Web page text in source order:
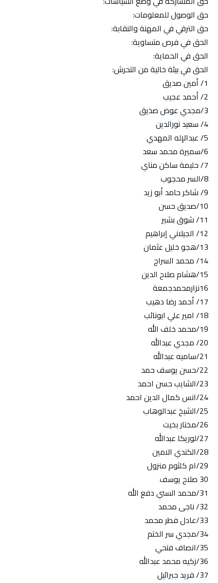
حق الوصول للمعلومات:
حق الترقي في المهنة والنقابة:
الحق في فرص متساوية:
الحق في الحماية:
الحق في بيئة خالية من التحرش:
1/ أمين صديق
2/ أحمد عجيب
3/مجدي عوض صذيق
4/ سعيد نورالدين
5/ عبدالإله المهدي
6/سميرة محمد سعد
7/ حليمة ساكن مناي
8/السر محجوب
9/ شاكر حامد أبو زيد
10/صديق حسن
11/ شوق بشير
12/ الجيلاني إبراهيم
13/هجو خليل عثمان
14/ محمد السراج
15/هشام صلاح الدين
16نزارمحمدجمعة
17/ أحمد رضا دهيب
18/ امير علي ابونائب
19/محمد خلف الله
20/ مجدي عبدالله
21/ساميه عبدالله
22/حسن يوسف حمد
23/الشايب حسن احمد
24/انس كمال الدين احمد
25/الشيخ عبدالوهاب
26/مختار بخيت
27/لوريكا عبدالله
28/الكندي الامين
29/ام كلثوم منزول
30 صلاح يوسف
31/محمد السني دفع الله
32/ ناجى محمد
33/عادل فطر محمد
34/مجدي سر الختم
35/انصاف فتحي
36/زكيه محمد عبدالله
37/ فريد جبرائيل